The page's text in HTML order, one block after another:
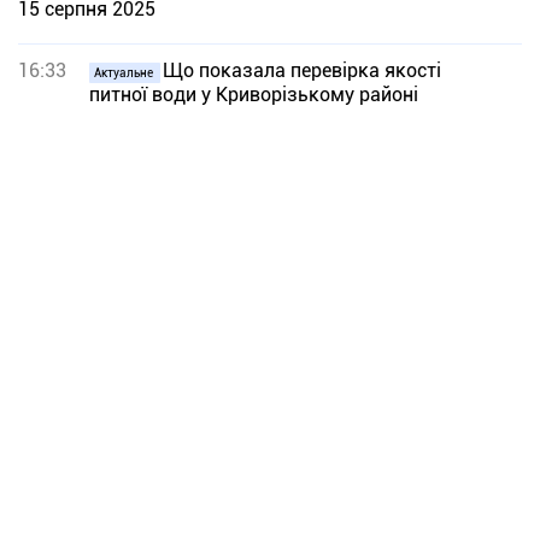
15 серпня 2025
16:33 Актуальне
Що показала перевірка якості
питної води у Криворізькому районі